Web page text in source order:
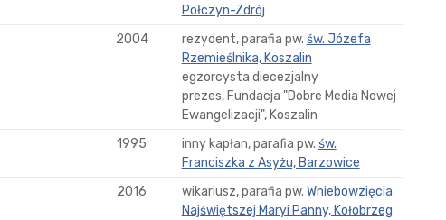
Połczyn-Zdrój
2004 rezydent, parafia pw. św. Józefa
Rzemieślnika, Koszalin
egzorcysta diecezjalny
prezes, Fundacja "Dobre Media Nowej
Ewangelizacji", Koszalin
1995 inny kapłan, parafia pw. św.
Franciszka z Asyżu, Barzowice
2016 wikariusz, parafia pw. Wniebowzięcia
Najświętszej Maryi Panny, Kołobrzeg